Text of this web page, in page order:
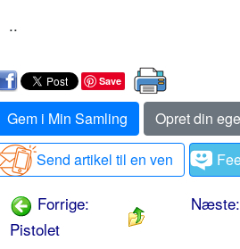
..
Save
Gem i Min Samling
Opret din
Send artikel til en ven
Forrige:
Pistolet